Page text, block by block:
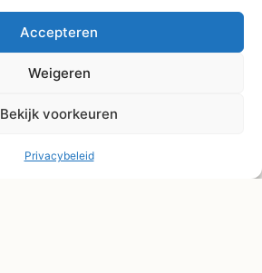
Accepteren
Weigeren
Bekijk voorkeuren
Privacybeleid